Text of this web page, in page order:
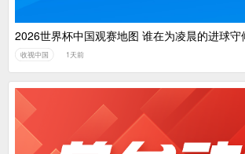
2026世界杯中国观赛地图 谁在为凌晨的进球守
收视中国 1天前